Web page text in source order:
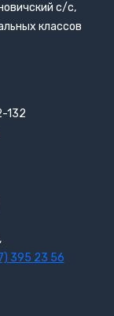
с/с,
классов
132
395 23 56